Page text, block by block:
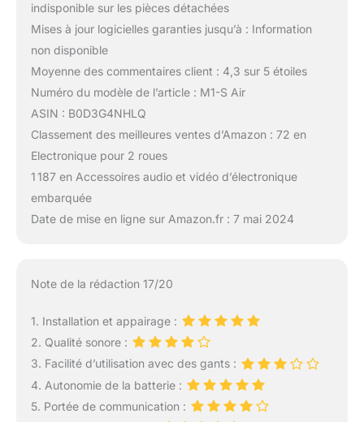
indisponible sur les pièces détachées
Mises à jour logicielles garanties jusqu’à : Information
non disponible
Moyenne des commentaires client : 4,3 sur 5 étoiles
Numéro du modèle de l’article : M1-S Air
ASIN : B0D3G4NHLQ
Classement des meilleures ventes d’Amazon : 72 en
Electronique pour 2 roues
1 187 en Accessoires audio et vidéo d’électronique
embarquée
Date de mise en ligne sur Amazon.fr : 7 mai 2024
Note de la rédaction 17/20
1. Installation et appairage :
2. Qualité sonore :
3. Facilité d’utilisation avec des gants :
4. Autonomie de la batterie :
5. Portée de communication :